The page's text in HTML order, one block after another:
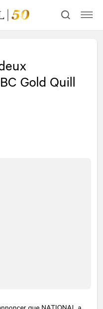
Gold Quill
que NATIONAL a